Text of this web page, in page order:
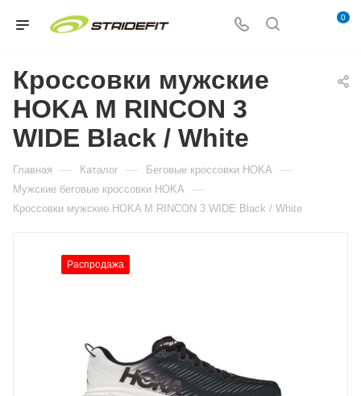
0
Кроссовки мужские
HOKA M RINCON 3
WIDE Black / White
Главная — Каталог — Беговые кроссовки HOKA —
Мужские беговые кроссовки HOKA —
Кроссовки мужские HOKA M RINCON 3 WIDE Black / White
Распродажа